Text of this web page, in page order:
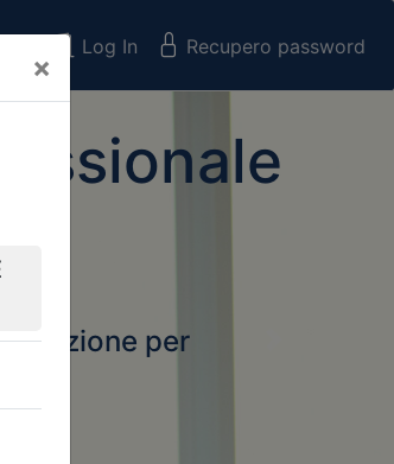
×
Log In Recupero password
per